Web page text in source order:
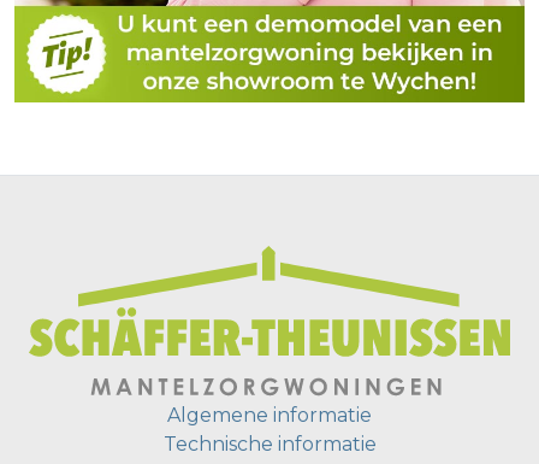
Algemene informatie
Technische informatie